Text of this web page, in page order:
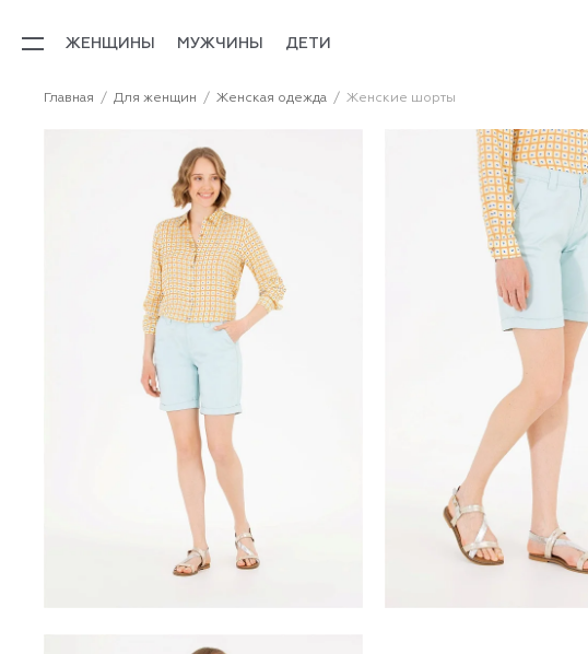
ЖЕНЩИНЫ МУЖЧИНЫ ДЕТИ
Главная Для женщин Женская одежда Женские шорты